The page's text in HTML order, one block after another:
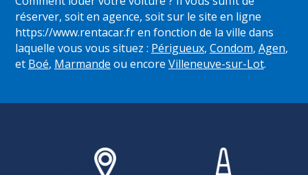
réserver, soit en agence, soit sur le site en ligne
https://www.rentacar.fren fonction de la ville dans
laquelle vous vous situez : Périgueux, Condom, Agen,
et Boé, Marmande ou encore Villeneuve-sur-Lot.